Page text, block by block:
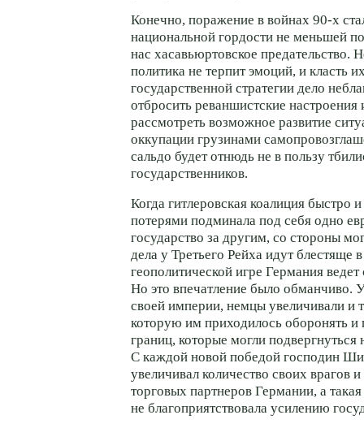
Конечно, поражение в войнах 90-х
национальной гордости не меньшей
нас хасавьюртовское предательство.
политика не терпит эмоций, и класть
государственной стратегии дело
отбросить реваншистские настроения
рассмотреть возможное развитие
оккупации грузинами
сальдо будет отнюдь не в пользу
государственников.
Когда гитлеровская коалиция быстро
потерями подминала под себя одно
государство за другим, со стороны
дела у Третьего Рейха идут блестяще
геополитической игре Германия
Но это впечатление было обманчиво.
своей империи, немцы увеличивали и
которую им приходилось оборонять и
границ, которые могли
С каждой новой победой господин
увеличивал количество своих врагов
торговых партнеров Германии, а
не благоприятствовала усилению